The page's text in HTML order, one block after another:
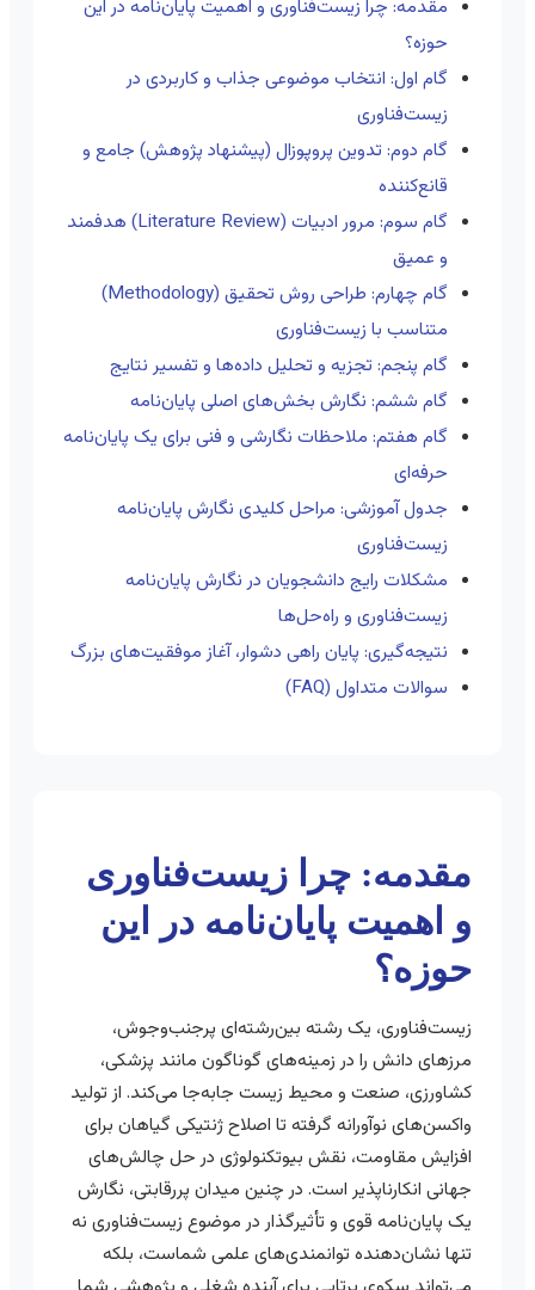
مقدمه: چرا زیست‌فناوری و اهمیت پایان‌نامه در این
حوزه؟
گام اول: انتخاب موضوعی جذاب و کاربردی در
زیست‌فناوری
گام دوم: تدوین پروپوزال (پیشنهاد پژوهش) جامع و
قانع‌کننده
گام سوم: مرور ادبیات (Literature Review) هدفمند
و عمیق
گام چهارم: طراحی روش تحقیق (Methodology)
متناسب با زیست‌فناوری
گام پنجم: تجزیه و تحلیل داده‌ها و تفسیر نتایج
گام ششم: نگارش بخش‌های اصلی پایان‌نامه
گام هفتم: ملاحظات نگارشی و فنی برای یک پایان‌نامه
حرفه‌ای
جدول آموزشی: مراحل کلیدی نگارش پایان‌نامه
زیست‌فناوری
مشکلات رایج دانشجویان در نگارش پایان‌نامه
زیست‌فناوری و راه‌حل‌ها
نتیجه‌گیری: پایان راهی دشوار، آغاز موفقیت‌های بزرگ
سوالات متداول (FAQ)
مقدمه: چرا زیست‌فناوری
و اهمیت پایان‌نامه در این
حوزه؟
زیست‌فناوری، یک رشته بین‌رشته‌ای پرجنب‌وجوش،
مرزهای دانش را در زمینه‌های گوناگون مانند پزشکی،
کشاورزی، صنعت و محیط زیست جابه‌جا می‌کند. از تولید
واکسن‌های نوآورانه گرفته تا اصلاح ژنتیکی گیاهان برای
افزایش مقاومت، نقش بیوتکنولوژی در حل چالش‌های
جهانی انکارناپذیر است. در چنین میدان پررقابتی، نگارش
یک پایان‌نامه قوی و تأثیرگذار در موضوع زیست‌فناوری نه
تنها نشان‌دهنده توانمندی‌های علمی شماست، بلکه